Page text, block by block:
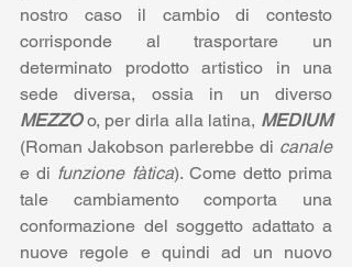
nostro caso il cambio di contesto
corrisponde al trasportare un
determinato prodotto artistico in una
MEZZO o, per dirla alla latina, MEDIUM
(Roman Jakobson parlerebbe di canale
e di funzione fàtica). Come detto prima
tale cambiamento comporta una
conformazione del soggetto adattato a
nuove regole e quindi ad un nuovo